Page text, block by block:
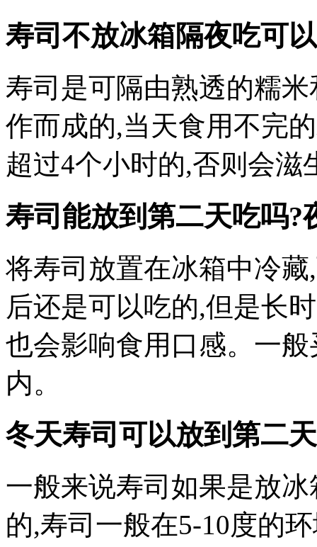
寿司不放冰箱隔夜吃可
寿司是可隔由熟透的糯
作而成的,当天食用不完
超过4个小时的,否则会滋
寿司能放到第二天吃吗?
将寿司放置在冰箱中冷
后还是可以吃的,但是长
也会影响食用口感。一
内。
冬天寿司可以放到第二
一般来说寿司如果是放
的,寿司一般在5-10度的